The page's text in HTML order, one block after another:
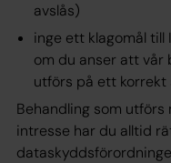
avslås)
inge ett klagomål
om du anser att vår
utförs på ett korrekt
Behandling som
intresse har du alltid